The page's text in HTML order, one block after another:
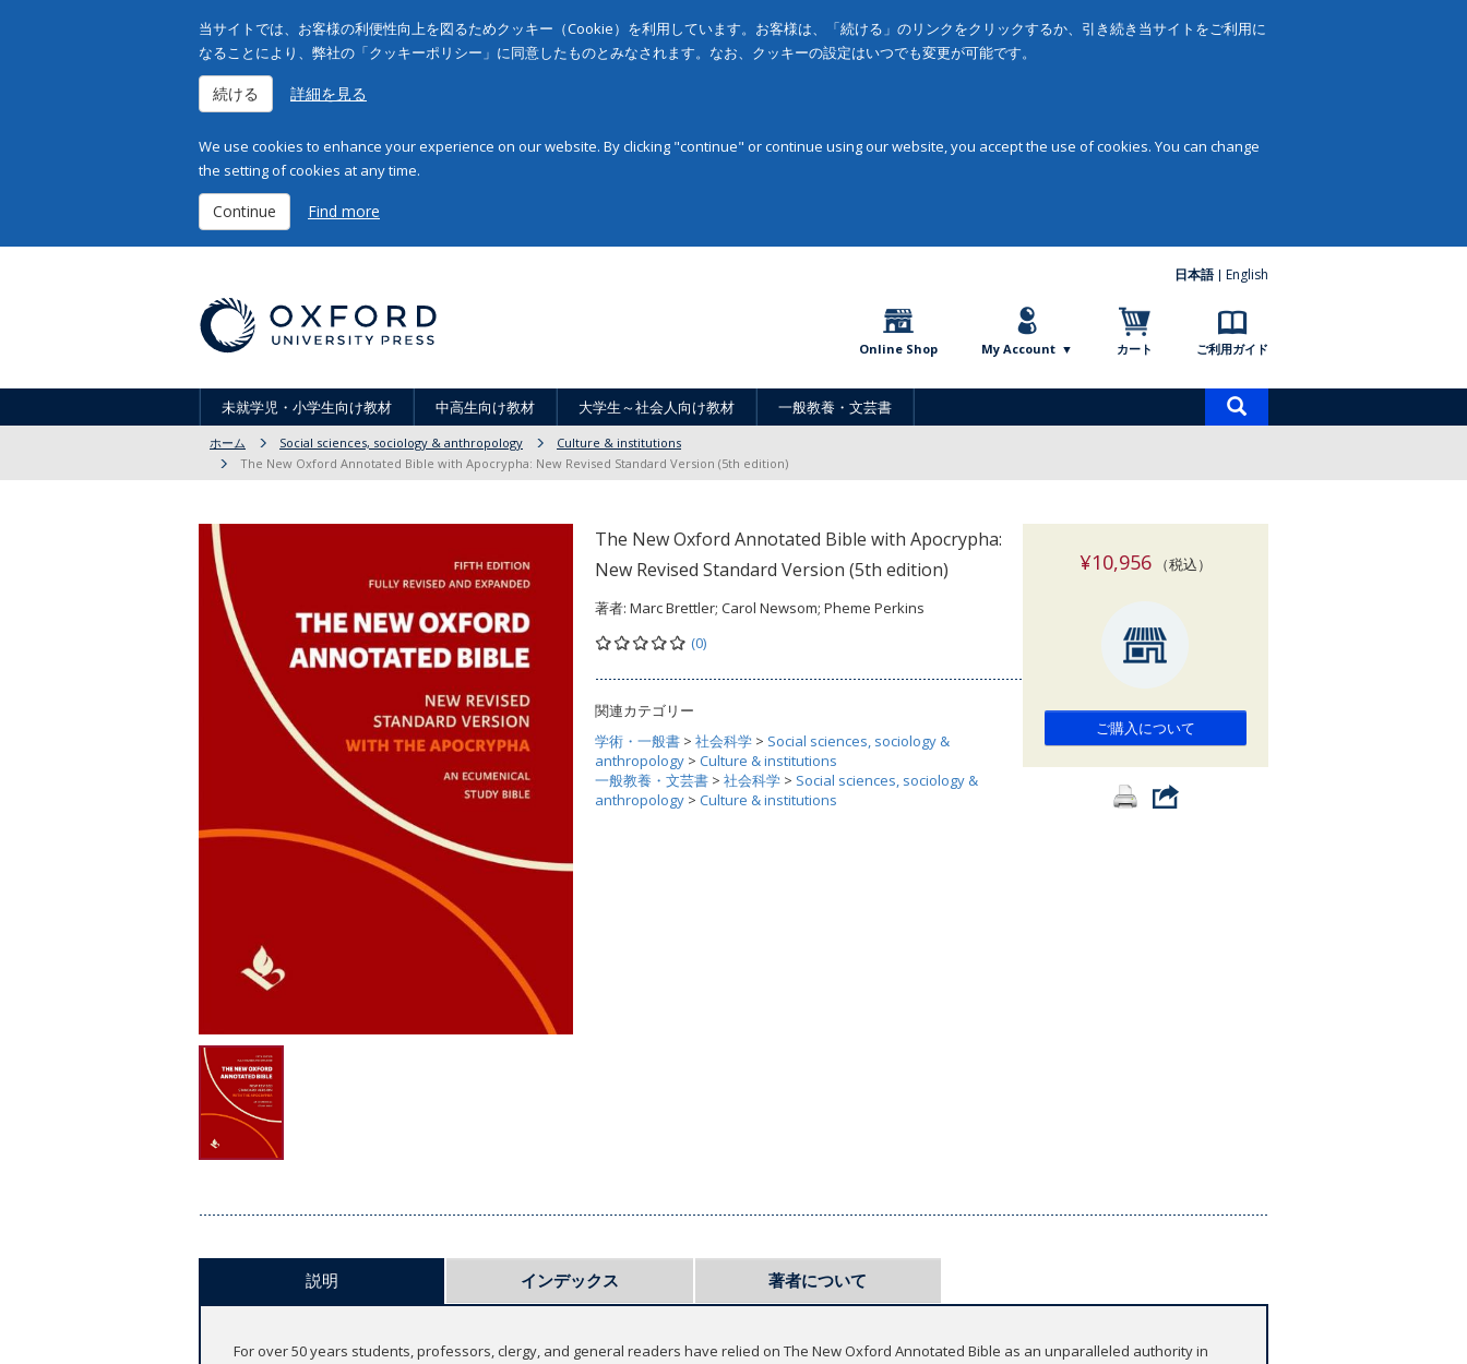
当サイトでは、お客様の利便性向上を図るためクッキー（Cookie）を利用しています。お客様は、「続ける」のリンクをクリックするか、引き続き当サイトをご利用に
なることにより、弊社の「クッキーポリシー」に同意したものとみなされます。なお、クッキーの設定はいつでも変更が可能です。
続ける 詳細を見る
We use cookies to enhance your experience on our website. By clicking "continue" or continue using our website, you accept the use of cookies. You can change
the setting of cookies at any time.
Continue Find more
日本語 English
Online Shop My Account カート ご利用ガイド
未就学児・小学生向け教材 中高生向け教材 大学生～社会人向け教材 一般教養・文芸書
ホーム Social sciences, sociology & anthropology
Culture & institutions
The New Oxford Annotated Bible with Apocrypha: New Revised Standard Version (5th edition)
The New Oxford Annotated Bible with Apocrypha:
New Revised Standard Version (5th edition)
著者: Marc Brettler; Carol Newsom; Pheme Perkins
(0)
関連カテゴリー
学術・一般書 > 社会科学 > Social sciences, sociology &
anthropology > Culture & institutions
一般教養・文芸書 > 社会科学 > Social sciences, sociology &
anthropology > Culture & institutions
¥10,956（税込）
ご購入について
説明 インデックス 著者について
For over 50 years students, professors, clergy, and general readers have relied on The New Oxford Annotated Bible as an unparalleled authority in